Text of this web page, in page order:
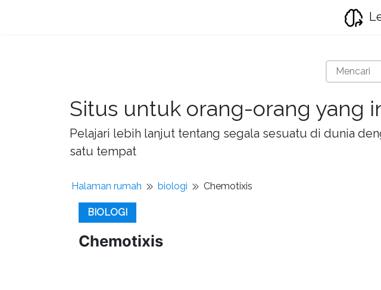
Situs untuk orang-orang yang
Pelajari lebih lanjut tentang segala sesuatu di dunia
satu tempat
Halaman rumah biologi Chemotixis
BIOLOGI
Chemotixis